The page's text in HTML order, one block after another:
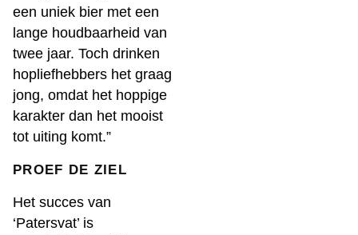
een uniek bier met een
lange houdbaarheid van
twee jaar. Toch drinken
hopliefhebbers het graag
jong, omdat het hoppige
karakter dan het mooist
tot uiting komt.”
PROEF DE ZIEL
Het succes van
‘Patersvat’ is